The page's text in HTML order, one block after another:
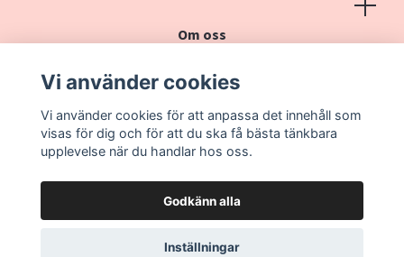
Om oss
Kontakt
Vanliga frågor
Vi använder cookies
Vi använder cookies för att anpassa det innehåll som
visas för dig och för att du ska få bästa tänkbara
upplevelse när du handlar hos oss.
Godkänn alla
Inställningar